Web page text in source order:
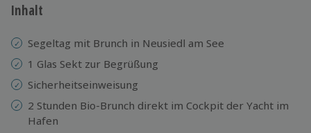
Inhalt
Segeltag mit Brunch in Neusiedl am See
1 Glas Sekt zur Begrüßung
Sicherheitseinweisung
2 Stunden Bio-Brunch direkt im Cockpit der Yacht im
Hafen